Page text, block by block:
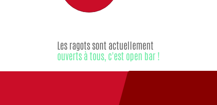
Les ragots sont actuellement
ouverts à tous, c'est open bar !